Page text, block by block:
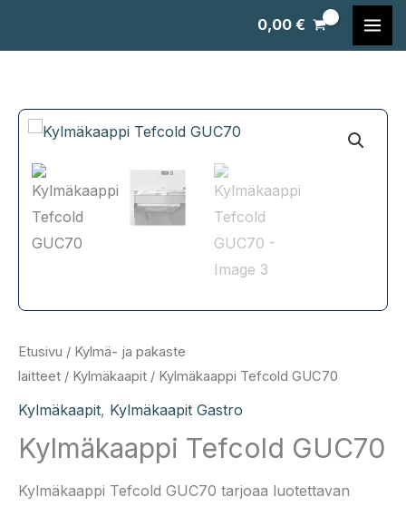
0,00€
Etusivu / Kylmä- ja pakaste
laitteet / Kylmäkaapit / Kylmäkaappi Tefcold GUC70
Kylmäkaapit, Kylmäkaapit Gastro
Kylmäkaappi Tefcold GUC70
Kylmäkaappi Tefcold GUC70 tarjoaa luotettavan